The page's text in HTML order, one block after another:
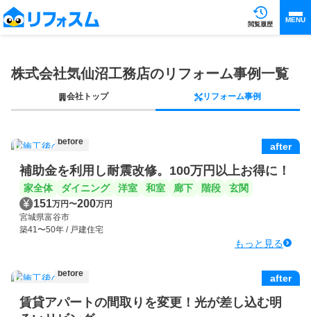
閲覧履歴
MENU
株式会社気仙沼工務店のリフォーム事例一覧
会社トップ リフォーム事例
after
before
補助金を利用し耐震改修。100万円以上お得に！
家全体 ダイニング 洋室 和室 廊下 階段 玄関
151万円〜200万円
宮城県富谷市
築41〜50年 / 戸建住宅
もっと見る
after
before
賃貸アパートの間取りを変更！光が差し込む明